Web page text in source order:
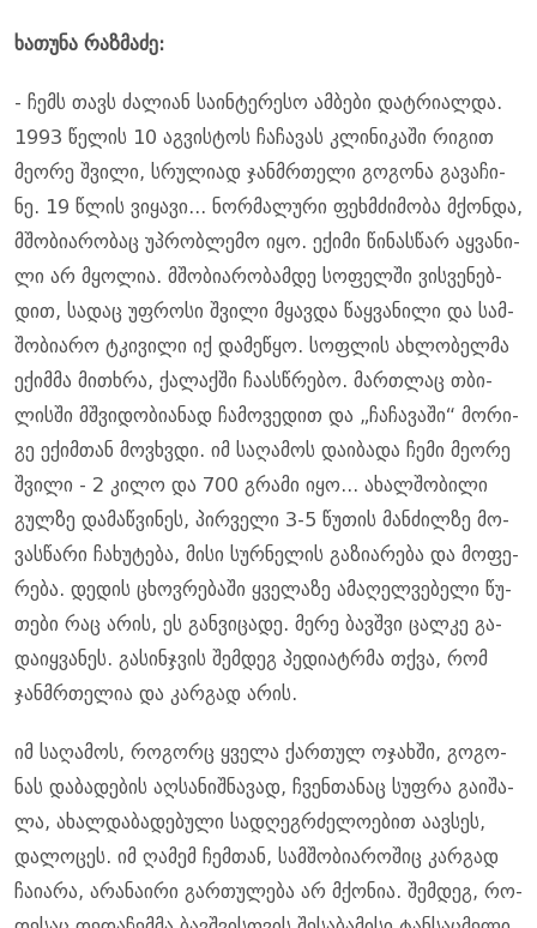
ხა­თუ­ნა რაზ­მა­ძე:
- ჩემს თავს ძა­ლი­ან სა­ინ­ტე­რე­სო ამ­ბე­ბი დატ­რი­ალ­და.
1993 წე­ლის 10 აგ­ვის­ტოს ჩა­ჩა­ვას კლი­ნი­კა­ში რი­გით
მე­ო­რე შვი­ლი, სრუ­ლი­ად ჯან­მრთე­ლი გო­გო­ნა გა­ვა­ჩი­
ნე. 19 წლის ვი­ყა­ვი... ნორ­მა­ლუ­რი ფეხ­მძი­მო­ბა მქონ­და,
მშო­ბი­ა­რო­ბაც უპ­რობ­ლე­მო იყო. ექი­მი წი­ნას­წარ აყ­ვა­ნი­
ლი არ მყო­ლია. მშო­ბი­ა­რო­ბამ­დე სო­ფელ­ში ვის­ვე­ნებ­
დით, სა­დაც უფ­რო­სი შვი­ლი მყავ­და წაყ­ვა­ნი­ლი და სამ­
შო­ბი­ა­რო ტკი­ვი­ლი იქ და­მე­წყო. სოფ­ლის ახ­ლო­ბელ­მა
ექიმ­მა მი­თხრა, ქა­ლაქ­ში ჩა­ას­წრე­ბო. მარ­თლაც თბი­
ლის­ში მშვი­დო­ბი­ა­ნად ჩა­მო­ვე­დით და „ჩა­ჩა­ვა­ში“ მო­რი­
გე ექიმ­თან მოვ­ხვდი. იმ სა­ღა­მოს და­ი­ბა­და ჩემი მე­ო­რე
შვი­ლი - 2 კილო და 700 გრა­მი იყო... ახალ­შო­ბი­ლი
გულ­ზე და­მაწ­ვი­ნეს, პირ­ვე­ლი 3-5 წუ­თის მან­ძილ­ზე მო­
ვას­წა­რი ჩა­ხუ­ტე­ბა, მისი სურ­ნე­ლის გა­ზი­ა­რე­ბა და მო­ფე­
რე­ბა. დე­დის ცხოვ­რე­ბა­ში ყვე­ლა­ზე ამა­ღელ­ვე­ბე­ლი წუ­
თე­ბი რაც არის, ეს გან­ვი­ცა­დე. მერე ბავ­შვი ცალ­კე გა­
და­იყ­ვა­ნეს. გა­სინ­ჯვის შემ­დეგ პე­დი­ატრმა თქვა, რომ
ჯან­მრთე­ლია და კარ­გად არის.
იმ სა­ღა­მოს, რო­გორც ყვე­ლა ქარ­თულ ოჯახ­ში, გო­გო­
ნას და­ბა­დე­ბის აღ­სა­ნიშ­ნა­ვად, ჩვენ­თა­ნაც სუფ­რა გა­ი­შა­
ლა, ახალ­და­ბა­დე­ბუ­ლი სა­დღეგ­რძე­ლო­ე­ბით აავ­სეს,
და­ლო­ცეს. იმ ღა­მემ ჩემ­თან, სამ­შო­ბი­ა­რო­შიც კარ­გად
ჩა­ი­ა­რა, არა­ნა­ი­რი გარ­თუ­ლე­ბა არ მქო­ნია. შემ­დეგ, რო­